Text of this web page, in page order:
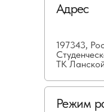
Адрес
197343,
ТК
Режим